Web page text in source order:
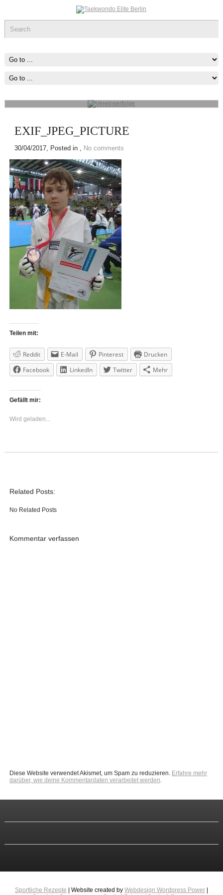
Vereinserfolge
wovon du träumst ,Fang Damit An!
EXIF_JPEG_PICTURE
30/04/2017, Posted in , No comments
Teilen mit:
Reddit E-Mail Pinterest
Drucken
Facebook
LinkedIn Twitter Mehr
Gefällt mir:
Wird geladen...
Related Posts:
No Related Posts
Kommentar verfassen
Diese Website verwendet Akismet, um Spam zu reduzieren. Erfahre mehr
darüber, wie deine Kommentardaten verarbeitet werden.
Sportliche Rezepte | Website created by Webdesign Wordpress Power|